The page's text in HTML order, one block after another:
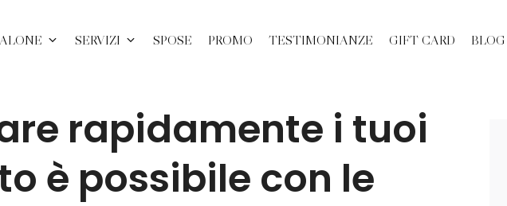
SERVIZI SPOSE PROMO TESTIMONIANZE GIFT CARD BLOG
rapidamente i tuoi
è possibile con le